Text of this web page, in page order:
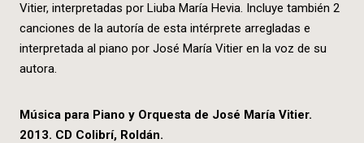
Vitier, interpretadas por Liuba María Hevia. Incluye también 2
canciones de la autoría de esta intérprete arregladas e
interpretada al piano por José María Vitier en la voz de su
autora.
Música para Piano y Orquesta de José María Vitier.
2013. CD Colibrí, Roldán.